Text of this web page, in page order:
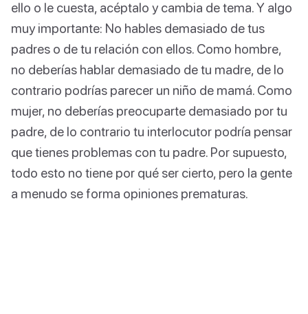
ello o le cuesta, acéptalo y cambia de tema. Y algo
muy importante: No hables demasiado de tus
padres o de tu relación con ellos. Como hombre,
no deberías hablar demasiado de tu madre, de lo
contrario podrías parecer un niño de mamá. Como
mujer, no deberías preocuparte demasiado por tu
padre, de lo contrario tu interlocutor podría pensar
que tienes problemas con tu padre. Por supuesto,
todo esto no tiene por qué ser cierto, pero la gente
a menudo se forma opiniones prematuras.